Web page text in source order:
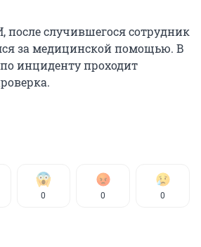
после случившегося сотрудник
за медицинской помощью. В
инциденту проходит
0 0 0